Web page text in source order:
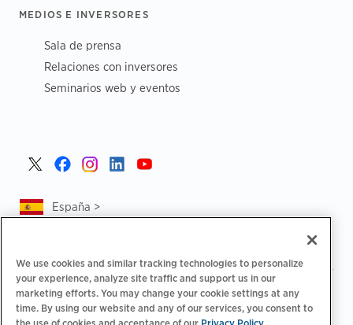
MEDIOS E INVERSORES
Sala de prensa
Relaciones con inversores
Seminarios web y eventos
España >
Política de privacidad | Tus opciones de privacidad
Aviso legal | Estado de cuenta de accesibilidad |
Código de
We use cookies and similar tracking technologies to personalize
your experience, analyze site traffic and support us in our
marketing efforts. You may change your cookie settings at any
time. By using our website and any of our services, you consent to